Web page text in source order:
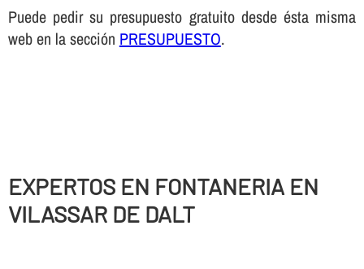
Puede pedir su presupuesto gratuito desde ésta misma
web en la sección PRESUPUESTO.
EXPERTOS EN FONTANERIA EN
VILASSAR DE DALT